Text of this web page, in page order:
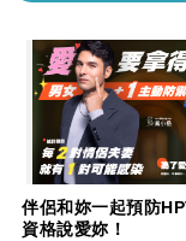
伴侶和妳一起預防
資格說愛妳！